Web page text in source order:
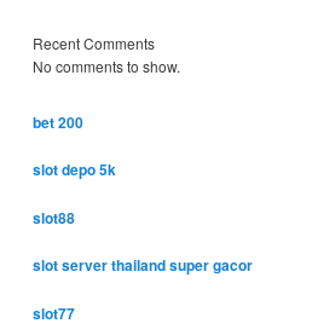
Recent Comments
No comments to show.
bet 200
slot depo 5k
slot88
slot server thailand super gacor
slot77